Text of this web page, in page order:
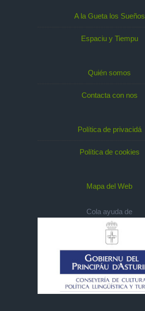
A la Gueta los Sueños
Espaciu y Tiempu
Quién somos
Contacta con nos
Política de privacidá
Política de cookies
Mapa del Web
Cola ayuda de